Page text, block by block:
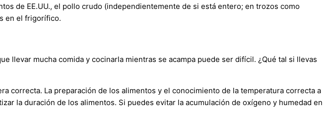
de EE.UU., el pollo crudo (independientemente de si está entero; en trozos como
en el frigorífico.
llevar mucha comida y cocinarla mientras se acampa puede ser difícil. ¿Qué tal si llevas
correcta. La preparación de los alimentos y el conocimiento de la temperatura correcta a
la duración de los alimentos. Si puedes evitar la acumulación de oxígeno y humedad en